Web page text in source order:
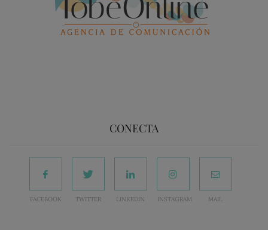
CONECTA
FACEBOOK TWITTER LINKEDIN INSTAGRAM MAIL